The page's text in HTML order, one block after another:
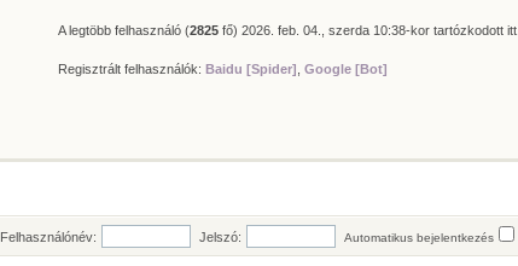
A legtöbb felhasználó (2825 fő) 2026. feb. 04., szerda 10:38-kor tartózkodott itt.
Regisztrált felhasználók: Baidu [Spider] Google [Bot]
Felhasználónév: Jelszó: Automatikus bejelentkezés